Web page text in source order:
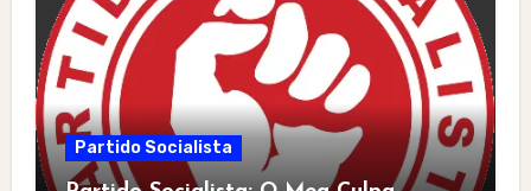
Partido Socialista